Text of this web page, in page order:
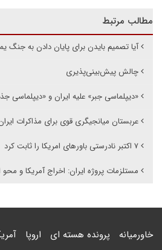
مطالب مرتبط
آیا تصمیم بایدن برای پایان دادن به جنگ
چالش پیش‌بینی‌پذیری
«دیپلماسی جبر» علیه ایران و «دیپلماسی
عربستان میانجیگری قوی برای مذاکرات
۷ اکتبر نادرستی باورهای امریکا را ثابت کرد
مستلزمات پروژه ایران: اخراج آمریکا و محو
خاورمیانه پرونده هسته ای اروپا